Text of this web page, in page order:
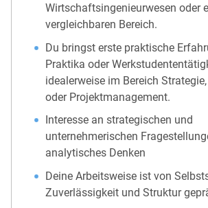
Wirtschaftsingenieurwesen oder
vergleichbaren Bereich.
Du bringst erste praktische
Praktika oder
idealerweise im Bereich
oder Projektmanagement.
Interesse an strategischen und
unternehmerischen
analytisches Denken
Deine Arbeitsweise ist von
Zuverlässigkeit und Struktur